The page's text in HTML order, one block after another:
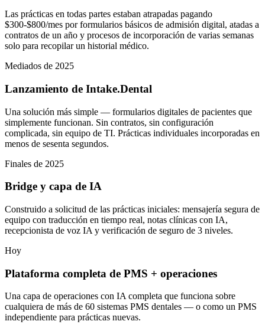
Las prácticas en todas partes estaban atrapadas pagando
$300-$800/mes por formularios básicos de admisión digital, atadas a
contratos de un año y procesos de incorporación de varias semanas
solo para recopilar un historial médico.
Mediados de 2025
Lanzamiento de Intake.Dental
Una solución más simple — formularios digitales de pacientes que
simplemente funcionan. Sin contratos, sin configuración
complicada, sin equipo de TI. Prácticas individuales incorporadas en
menos de sesenta segundos.
Finales de 2025
Bridge y capa de IA
Construido a solicitud de las prácticas iniciales: mensajería segura de
equipo con traducción en tiempo real, notas clínicas con IA,
recepcionista de voz IA y verificación de seguro de 3 niveles.
Hoy
Plataforma completa de PMS + operaciones
Una capa de operaciones con IA completa que funciona sobre
cualquiera de más de 60 sistemas PMS dentales — o como un PMS
independiente para prácticas nuevas.